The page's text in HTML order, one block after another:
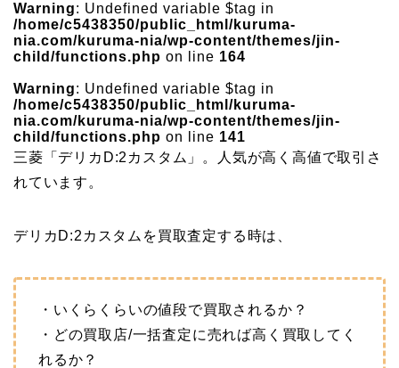
Warning: Undefined variable $tag in
/home/c5438350/public_html/kuruma-
nia.com/kuruma-nia/wp-content/themes/jin-
child/functions.php on line 164
Warning: Undefined variable $tag in
/home/c5438350/public_html/kuruma-
nia.com/kuruma-nia/wp-content/themes/jin-
child/functions.php on line 141
三菱「デリカD:2カスタム」。人気が高く高値で取引さ
れています。
デリカD:2カスタムを買取査定する時は、
・いくらくらいの値段で買取されるか？
・どの買取店/一括査定に売れば高く買取してく
れるか？